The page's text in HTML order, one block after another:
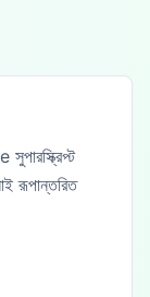
রূপান্তরিত